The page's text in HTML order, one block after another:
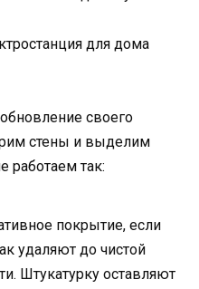
для дома
своего
стены и выделим
работаем так:
покрытие, если
удаляют до чистой
Штукатурку оставляют